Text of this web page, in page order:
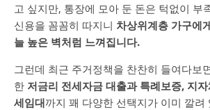
고 싶지만, 통장에 모아 둔 돈은 턱없이 부
신용을 꼼꼼히 따지니 차상위계층 가구에
늘 높은 벽처럼 느껴집니다.
그런데 최근 주거정책을 찬찬히 들여다보
한 저금리 전세자금 대출과 특례보증, 지
세임대까지 꽤 다양한 선택지가 이미 깔려